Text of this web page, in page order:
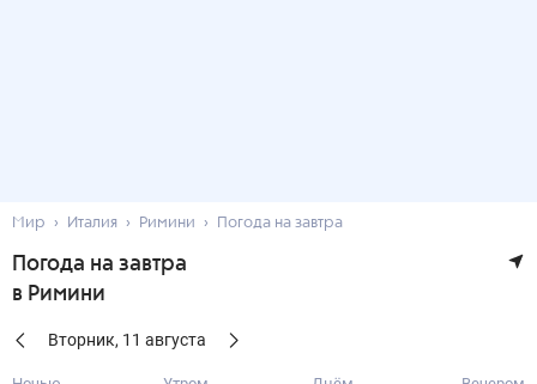
Мир Италия Римини Погода на завтра
Погода на завтра
в Римини
Вторник, 11 августа